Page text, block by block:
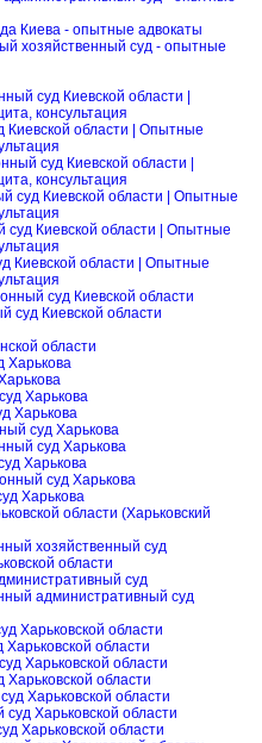
Киева - опытные адвокаты
хозяйственный суд - опытные
суд Киевской области |
консультация
Киевской области | Опытные
суд Киевской области |
консультация
суд Киевской области | Опытные
суд Киевской области | Опытные
Киевской области | Опытные
суд Киевской области
суд Киевской области
области
Харькова
Харькова
Харькова
суд Харькова
суд Харькова
Харькова
суд Харькова
Харькова
области (Харьковский
хозяйственный суд
области
суд
административный суд
Харьковской области
области
Харьковской области
Харьковской области
Харьковской области
Харьковской области
Харьковской области